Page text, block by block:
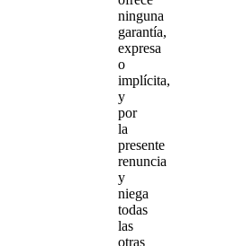
ninguna
garantía,
expresa
o
implícita,
y
por
la
presente
renuncia
y
niega
todas
las
otras